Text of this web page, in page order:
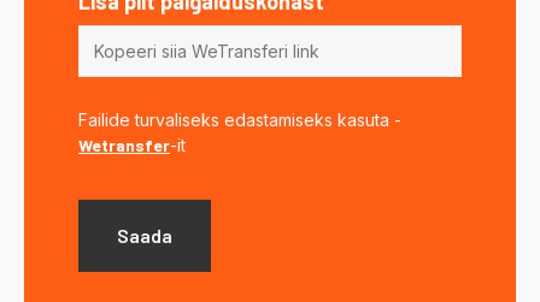
Failide turvaliseks edastamiseks kasuta -
Wetransfer-it